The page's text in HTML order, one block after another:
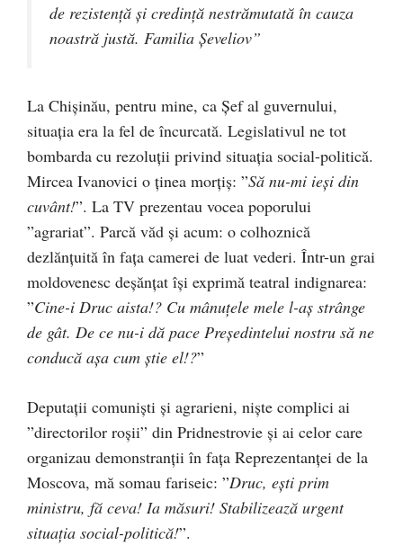
de rezistenţă şi credinţă nestrămutată în cauza
noastră justă. Familia Şeveliov”
La Chișinău, pentru mine, ca Șef al guvernului,
situația era la fel de încurcată. Legislativul ne tot
bombarda cu rezoluții privind situația social-politică.
Mircea Ivanovici o ținea morțiș: ”Să nu-mi ieși din
cuvânt!”. La TV prezentau vocea poporului
”agrariat”. Parcă văd și acum: o colhoznică
dezlănțuită în fața camerei de luat vederi. Într-un grai
moldovenesc deșănțat își exprimă teatral indignarea:
”Cine-i Druc aista!? Cu mânuțele mele l-aș strânge
de gât. De ce nu-i dă pace Președintelui nostru să ne
conducă așa cum știe el!?”
Deputații comuniști și agrarieni, niște complici ai
”directorilor roșii” din Pridnestrovie și ai celor care
organizau demonstranții în fața Reprezentanței de la
Moscova, mă somau fariseic: ”Druc, ești prim
ministru, fă ceva! Ia măsuri! Stabilizează urgent
situația social-politică!”.